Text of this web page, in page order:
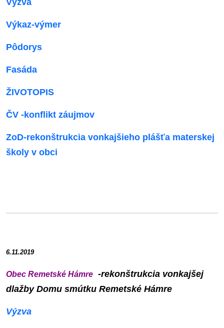
Výzva
Výkaz-výmer
Pôdorys
Fasáda
ŽIVOTOPIS
ČV -konflikt záujmov
ZoD-rekonštrukcia vonkajšieho plášťa materskej
školy v obci
6.11.2019
Obec Remetské Hámre -rekonštrukcia vonkajšej
dlažby Domu smútku Remetské Hámre
Výzva